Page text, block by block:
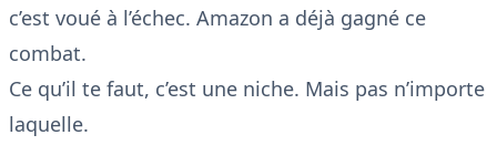
c’est voué à l’échec. Amazon a déjà gagné ce
combat.
Ce qu’il te faut, c’est une niche. Mais pas n’importe
laquelle.